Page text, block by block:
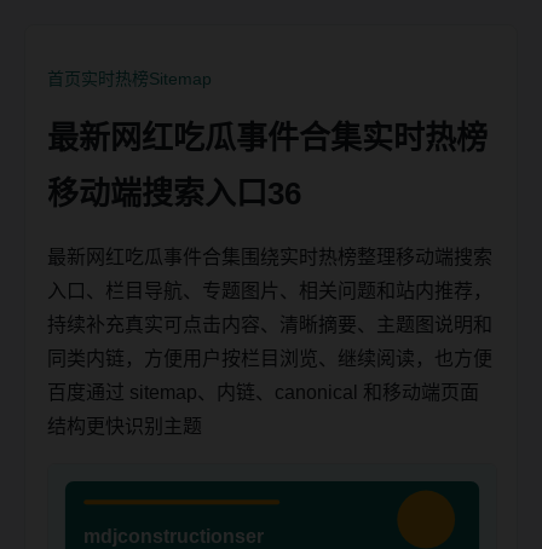
首页实时热榜Sitemap
最新网红吃瓜事件合集实时热榜
移动端搜索入口36
最新网红吃瓜事件合集围绕实时热榜整理移动端搜索
入口、栏目导航、专题图片、相关问题和站内推荐，
持续补充真实可点击内容、清晰摘要、主题图说明和
同类内链，方便用户按栏目浏览、继续阅读，也方便
百度通过 sitemap、内链、canonical 和移动端页面
结构更快识别主题